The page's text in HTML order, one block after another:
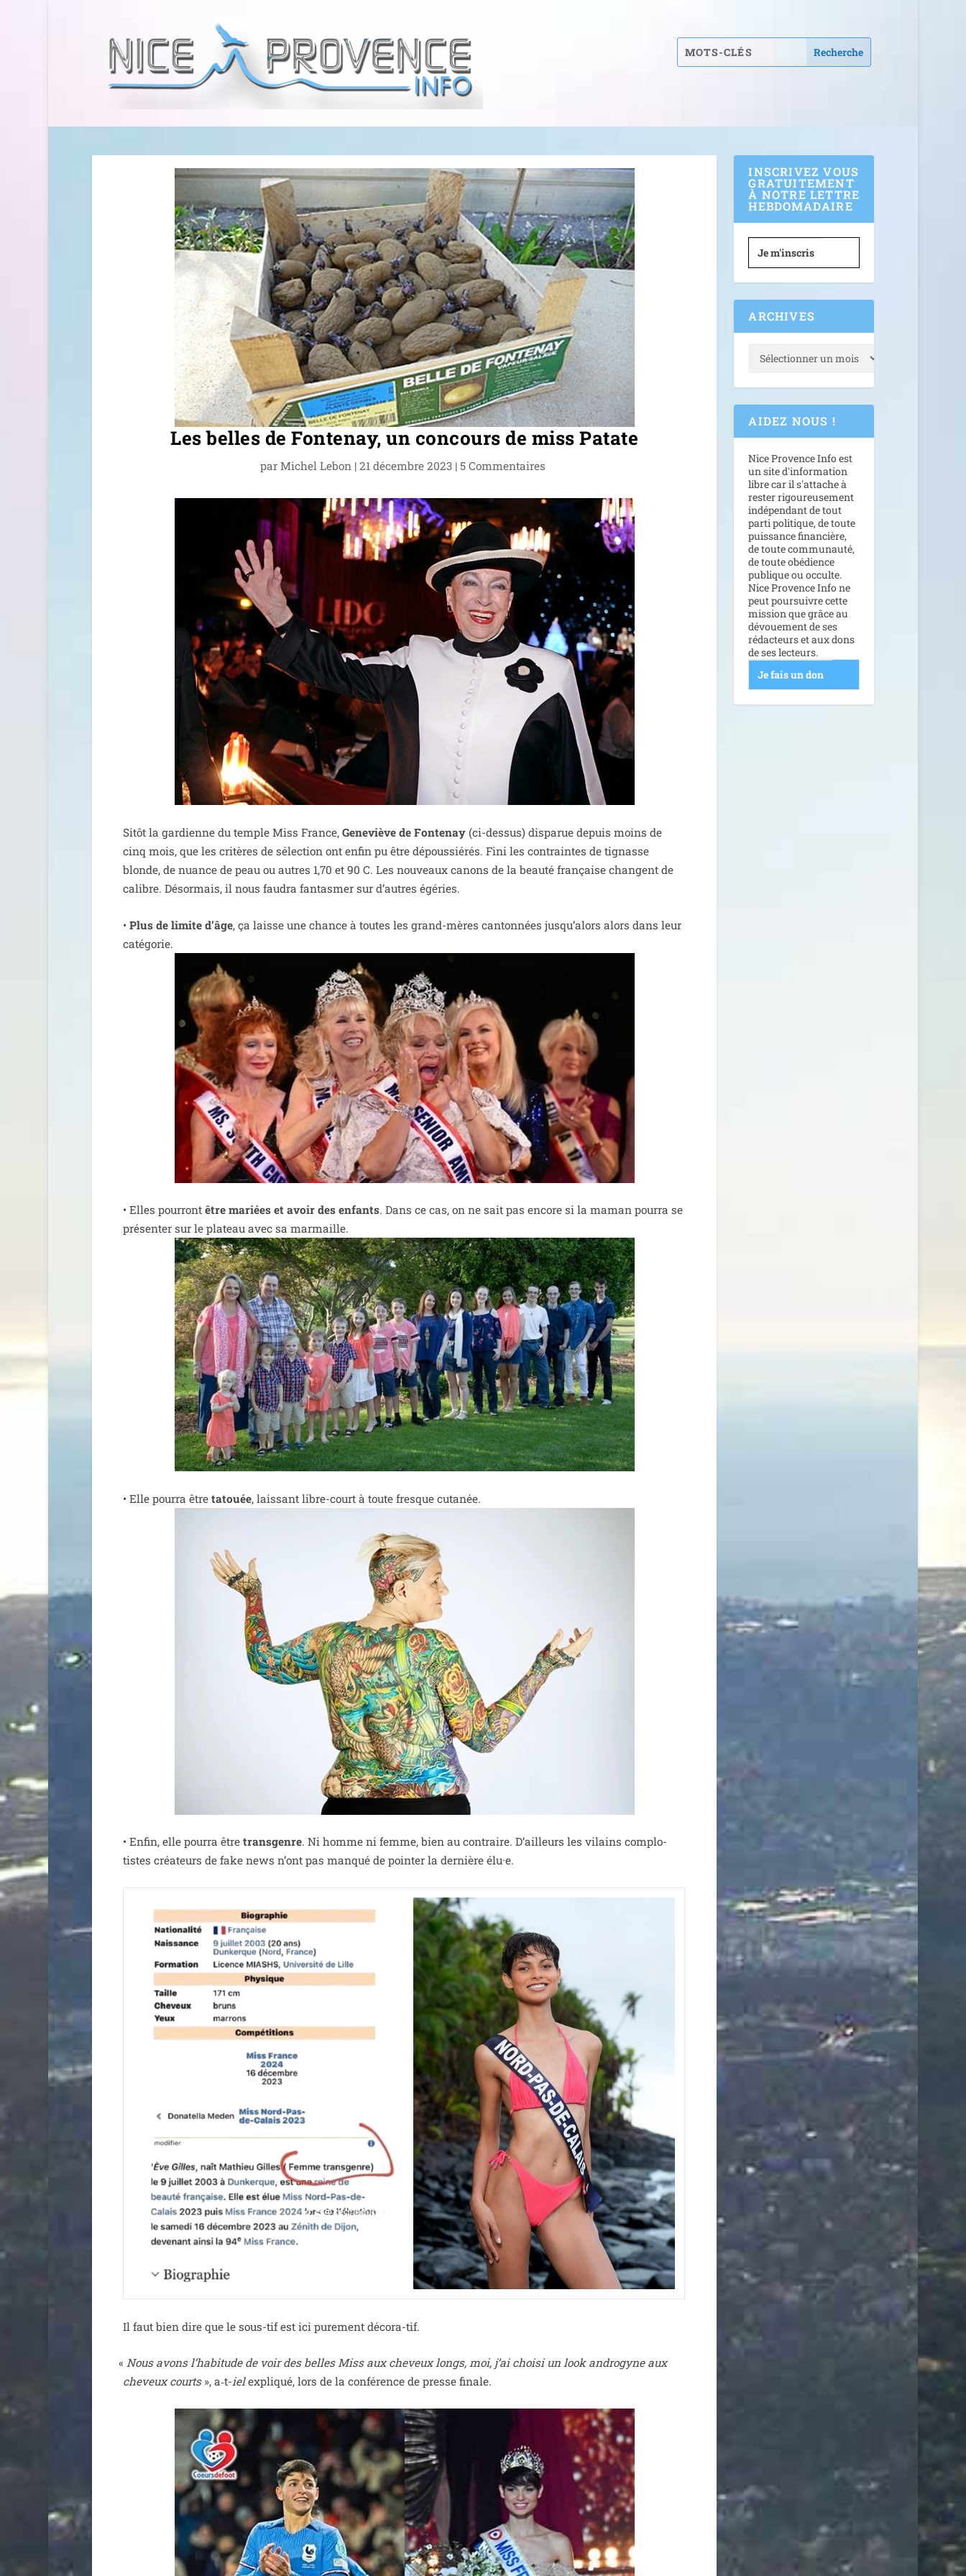
Les belles de Fontenay, un concours de miss Patate
parMichel Lebon |21 décembre 2023 |5 Commentaires
Sitôt la gar­dienne du temple Miss France,Geneviève de Fontenay (ci-des­sus) dis­pa­rue depuis moins de
cinq mois, que les cri­tères de sélec­tion ont enfin pu être dépous­sié­rés. Fini les contraintes de tignasse
blonde, de nuance de peau ou autres 1,70 et 90 C. Les nou­veaux canons de la beau­té fran­çaise changent de
calibre. Désormais, il nous fau­dra fan­tas­mer sur d’autres égéries.
•Plus de limite d’âge, ça laisse une chance à toutes les grand-mères can­ton­nées jus­qu’a­lors alors dans leur
catégorie.
• Elles pour­rontêtre mariées et avoir des enfants. Dans ce cas, on ne sait pas encore si la maman pour­ra se
pré­sen­ter sur le pla­teau avec sa marmaille.
• Elle pour­ra êtretatouée, lais­sant libre-court à toute fresque cutanée.
• Enfin, elle pour­ra êtretrans­genre. Ni homme ni femme, bien au contraire. D’ailleurs les vilains com­plo­
tistes créa­teurs de fake news n’ont pas man­qué de poin­ter la der­nière élu·e.
Il faut bien dire que le sous-tif est ici pure­ment décora-tif.
« Nous avons l’ha­bi­tude de voir des belles Miss aux che­veux longs, moi, j’ai choi­si un look andro­gyne aux
che­veux courts», a‑t-ielexpli­qué, lors de la confé­rence de presse finale.
INSCRIVEZ VOUS
GRATUITEMENT
À NOTRE LETTRE
HEBDOMADAIRE
Je m'inscris
ARCHIVES
AIDEZ NOUS !
Nice Provence Info est
un site d'information
libre car il s'attache à
rester rigoureusement
indépendant de tout
parti politique, de toute
puissance financière,
de toute communauté,
de toute obédience
publique ou occulte.
Nice Provence Info ne
peut poursuivre cette
mission que grâce au
dévouement de ses
rédacteurs et aux dons
de ses lecteurs.
Je fais un don